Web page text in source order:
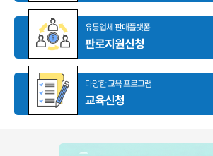
유통업체 판매플랫폼
판로지원신청
다양한 교육 프로그램
교육신청